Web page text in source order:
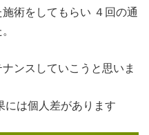
術をしてもらい ４回の通
ンスしていこうと思いま
は個人差があります